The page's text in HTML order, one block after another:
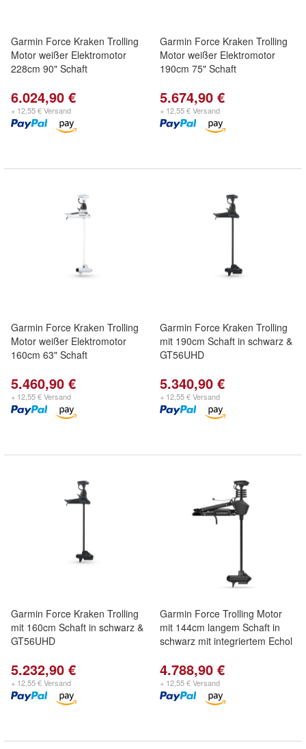
Garmin Force Kraken Trolling
Motor weißer Elektromotor
228cm 90" Schaft
6.024,90 €
+ 12,55 € Versand
Garmin Force Kraken Trolling
Motor weißer Elektromotor
190cm 75" Schaft
5.674,90 €
+ 12,55 € Versand
Garmin Force Kraken Trolling
Motor weißer Elektromotor
160cm 63" Schaft
5.460,90 €
+ 12,55 € Versand
Garmin Force Kraken Trolling
mit 190cm Schaft in schwarz &
GT56UHD
5.340,90 €
+ 12,55 € Versand
Garmin Force Kraken Trolling
mit 160cm Schaft in schwarz &
GT56UHD
5.232,90 €
+ 12,55 € Versand
Garmin Force Trolling Motor
mit 144cm langem Schaft in
schwarz mit integriertem Echol
4.788,90 €
+ 12,55 € Versand